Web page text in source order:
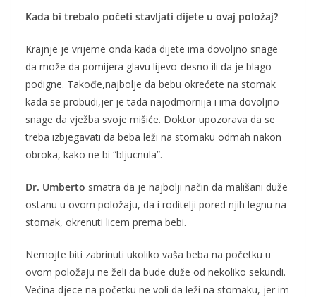
Kada bi trebalo početi stavljati dijete u ovaj položaj?
Krajnje je vrijeme onda kada dijete ima dovoljno snage
da može da pomijera glavu lijevo-desno ili da je blago
podigne. Takođe,najbolje da bebu okrećete na stomak
kada se probudi,jer je tada najodmornija i ima dovoljno
snage da vježba svoje mišiće. Doktor upozorava da se
treba izbjegavati da beba leži na stomaku odmah nakon
obroka, kako ne bi “bljucnula”.
Dr. Umberto smatra da je najbolji način da mališani duže
ostanu u ovom položaju, da i roditelji pored njih legnu na
stomak, okrenuti licem prema bebi.
Nemojte biti zabrinuti ukoliko vaša beba na početku u
ovom položaju ne želi da bude duže od nekoliko sekundi.
Većina djece na početku ne voli da leži na stomaku, jer im